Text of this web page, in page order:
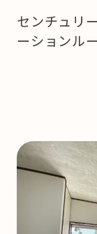
センチュリ
ーションルー